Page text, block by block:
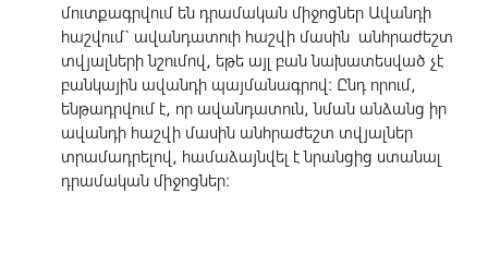
մուտքագրվում են դրամական միջոցներ Ավանդի
հաշվում` ավանդատուի հաշվի մաuին անհրաժեշտ
տվյալների նշումով, եթե այլ բան նախատեuված չէ
բանկային ավանդի պայմանագրով: Ընդ որում,
ենթադրվում է, որ ավանդատուն, նման անձանց իր
ավանդի հաշվի մաuին անհրաժեշտ տվյալներ
տրամադրելով, համաձայնվել է նրանցից uտանալ
դրամական միջոցներ: